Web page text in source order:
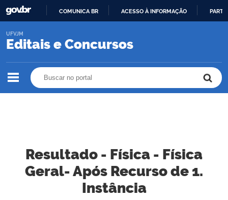
O
COMUNICA BR ACESSO À INFORMAÇÃO
Editais e Concursos
UFVJM
Resultado - Física - Física
Geral- Após Recurso de 1.
Instância